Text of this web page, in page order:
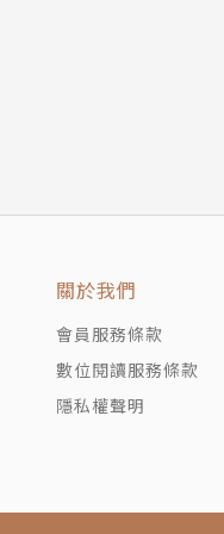
關於我們
會員服務條款
數位閱讀服務條款
隱私權聲明